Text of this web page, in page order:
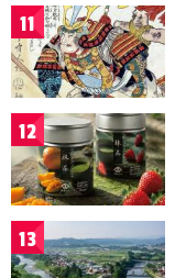
11
12
13